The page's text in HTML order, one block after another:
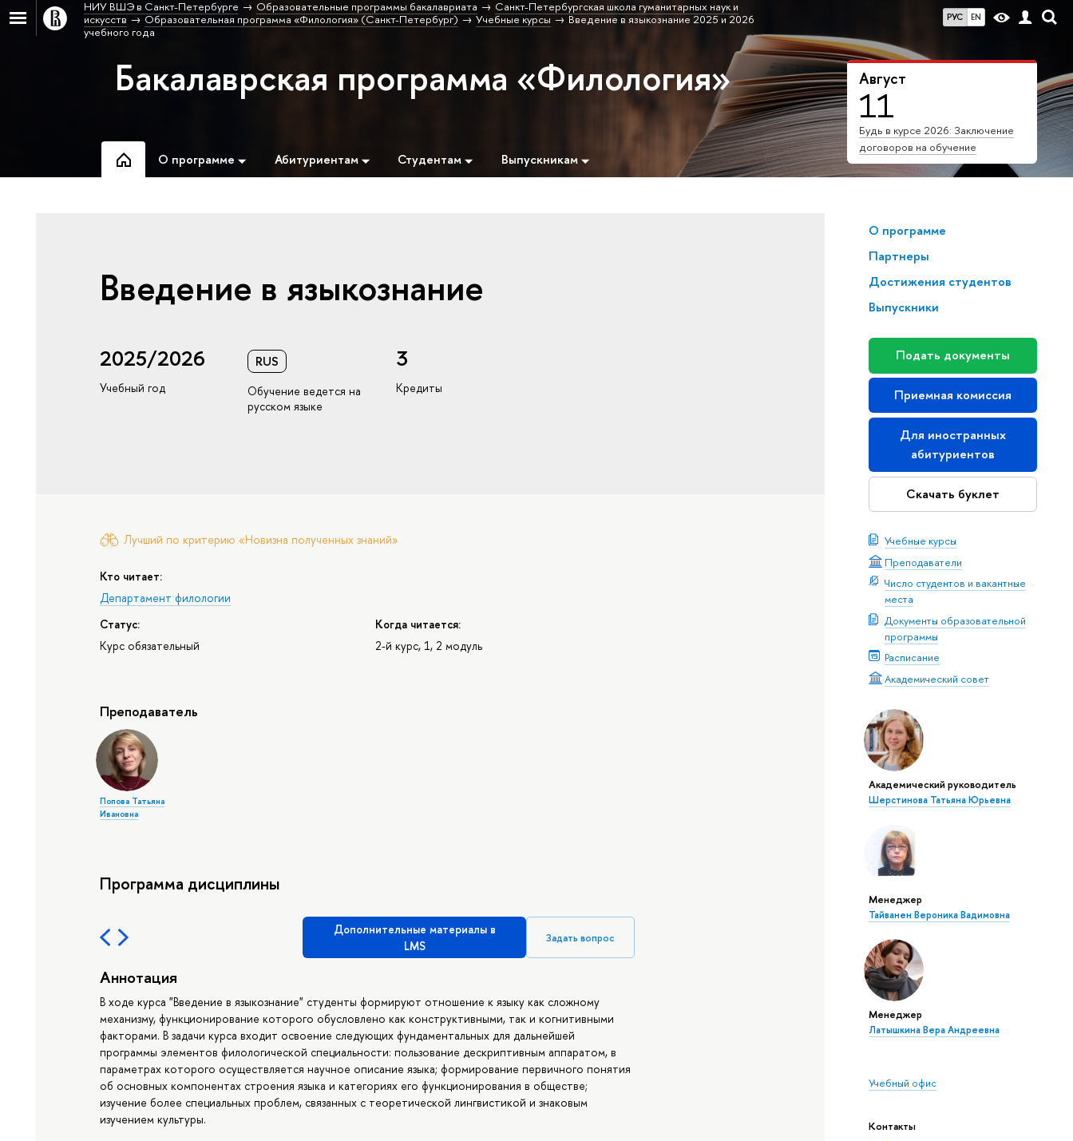
РУС EN
НИУ ВШЭ в Санкт-Петербурге Образовательные программы бакалавриата
Санкт-Петербургская школа гуманитарных наук и
искусств
Образовательная программа «Филология» (Санкт-Петербург) Учебные курсы
Введение в языкознание 2025 и 2026
учебного года
Август
11
Будь в курсе 2026: Заключение
договоров на обучение
Бакалаврская программа «Филология»
О программе Абитуриентам Студентам Выпускникам
О программе
Партнеры
Достижения студентов
Выпускники
Подать документы
Приемная комиссия
Для иностранных
абитуриентов
Скачать буклет
Учебные курсы
Преподаватели
Число студентов и вакантные
места
Документы образовательной
программы
Расписание
Академический совет
Академический руководитель
Шерстинова Татьяна Юрьевна
Менеджер
Тайванен Вероника Вадимовна
Менеджер
Латышкина Вера Андреевна
Учебный офис
Контакты
Введение в языкознание
2025/2026
Учебный год
RUS
Обучение ведется на
русском языке
3
Кредиты
Лучший по критерию «Новизна полученных знаний»
Кто читает:
Департамент филологии
Статус:
Курс обязательный
Когда читается:
2-й курс, 1, 2 модуль
Преподаватель
Попова Татьяна
Ивановна
Программа дисциплины
Дополнительные материалы в
LMS
Задать вопрос
Аннотация
В ходе курса "Введение в языкознание" студенты формируют отношение к языку как сложному
механизму, функционирование которого обусловленo как конструктивными, так и когнитивными
факторами. В задачи курса входит освоение следующих фундаментальных для дальнейшей
программы элементов филологической специальности: пользование дескриптивным аппаратом, в
параметрах которого осуществляется научное описание языка; формирование первичного понятия
об основных компонентах строения языка и категориях его функционирования в обществе;
изучение более специальных проблем, связанных с теоретической лингвистикой и знаковым
изучением культуры.